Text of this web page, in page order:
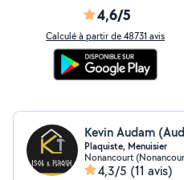
4,6/5
Calculé à partir de 48731 avis
Kevin Audam
Plaquiste, Menuisier
Nonancourt
4,3/5 (11 avis)